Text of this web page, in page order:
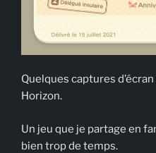
Quelques captures
Horizon.
Un jeu que je partage en
bien trop de temps.